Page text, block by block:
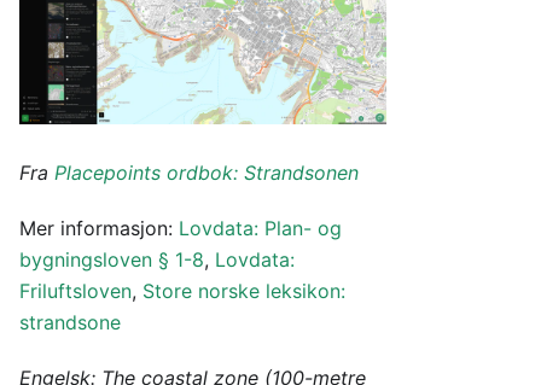
Fra Placepoints ordbok: Strandsonen
Mer informasjon: Lovdata: Plan- og
bygningsloven § 1-8, Lovdata:
Friluftsloven, Store norske leksikon:
strandsone
Engelsk: The coastal zone (100-metre